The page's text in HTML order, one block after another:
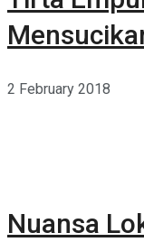
2 February 2018
Nuansa